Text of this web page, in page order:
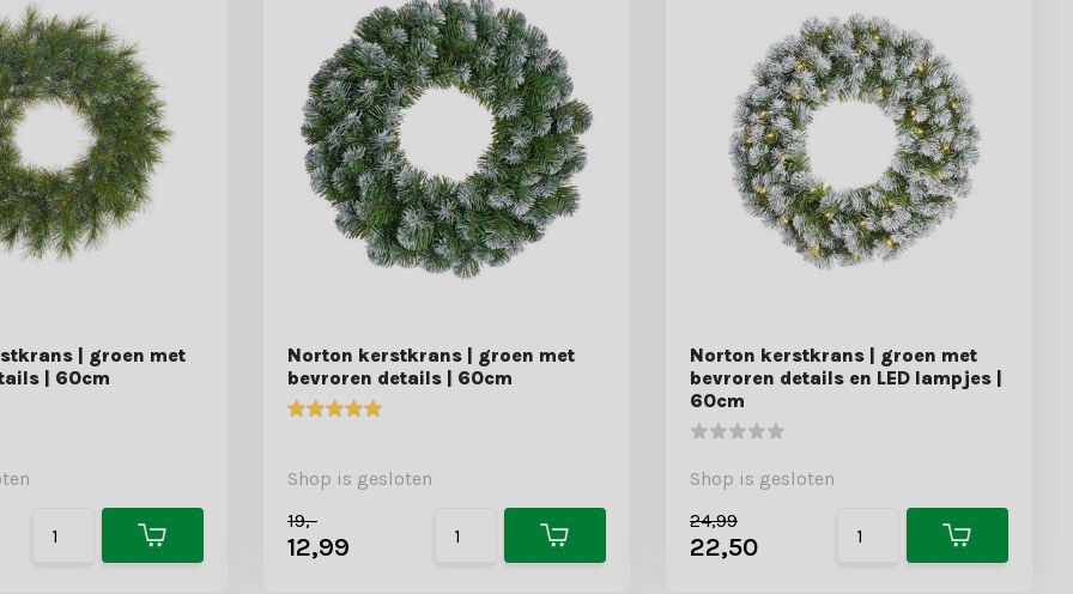
| groen met
| 60cm
Norton kerstkrans | groen met
bevroren details | 60cm
Shop is gesloten
19,-
12,99
Norton kerstkrans | groen met
bevroren details en LED lampjes |
60cm
Shop is gesloten
24,99
22,50